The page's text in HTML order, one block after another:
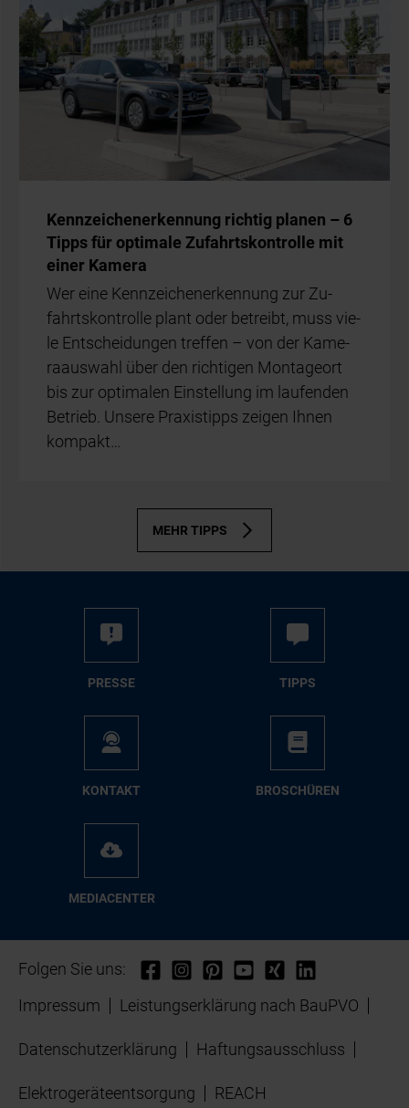
Kenn­zei­chen­er­ken­nung rich­tig pla­nen – 6
Tipps für op­ti­ma­le Zu­fahrts­kon­trol­le mit
ei­ner Ka­me­ra
Wer eine Kenn­zei­chen­er­ken­nung zur Zu­
fahrts­kon­trol­le plant oder be­treibt, muss vie­
le Ent­schei­dun­gen tref­fen – von der Ka­me­
ra­aus­wahl über den rich­ti­gen Mon­ta­ge­ort
bis zur op­ti­ma­len Ein­stel­lung im lau­fen­den
Be­trieb. Un­se­re Pra­xis­tipps zei­gen Ih­nen
kom­pakt…
MEHR TIPPS
PRES­SE TIPPS
KON­TAKT BRO­SCHÜ­REN
ME­DIA­CEN­TER
Folgen Sie uns:
Impressum
Leistungserklärung nach BauPVO
Datenschutzerklärung Haftungsausschluss
Elektrogeräteentsorgung REACH